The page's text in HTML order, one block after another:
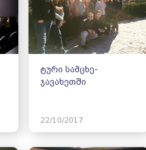
ტური სამცხე-
ჯავახეთში
22/10/2017